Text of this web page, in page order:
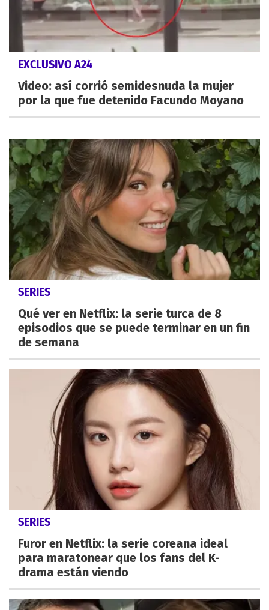
EXCLUSIVO A24
Video: así corrió semidesnuda la mujer
por la que fue detenido Facundo Moyano
SERIES
Qué ver en Netflix: la serie turca de 8
episodios que se puede terminar en un fin
de semana
SERIES
Furor en Netflix: la serie coreana ideal
para maratonear que los fans del K-
drama están viendo